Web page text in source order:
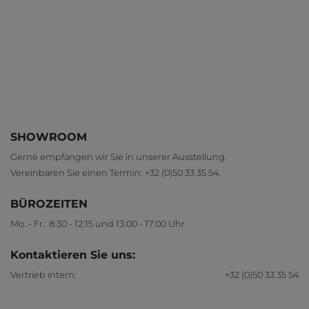
SHOWROOM
Gerne empfangen wir Sie in unserer Ausstellung.
Vereinbaren Sie einen Termin: +32 (0)50 33 35 54.
BÜROZEITEN
Mo. - Fr.: 8:30 - 12:15 und 13:00 - 17:00 Uhr
Kontaktieren Sie uns:
Vertrieb intern: +32 (0)50 33 35 54